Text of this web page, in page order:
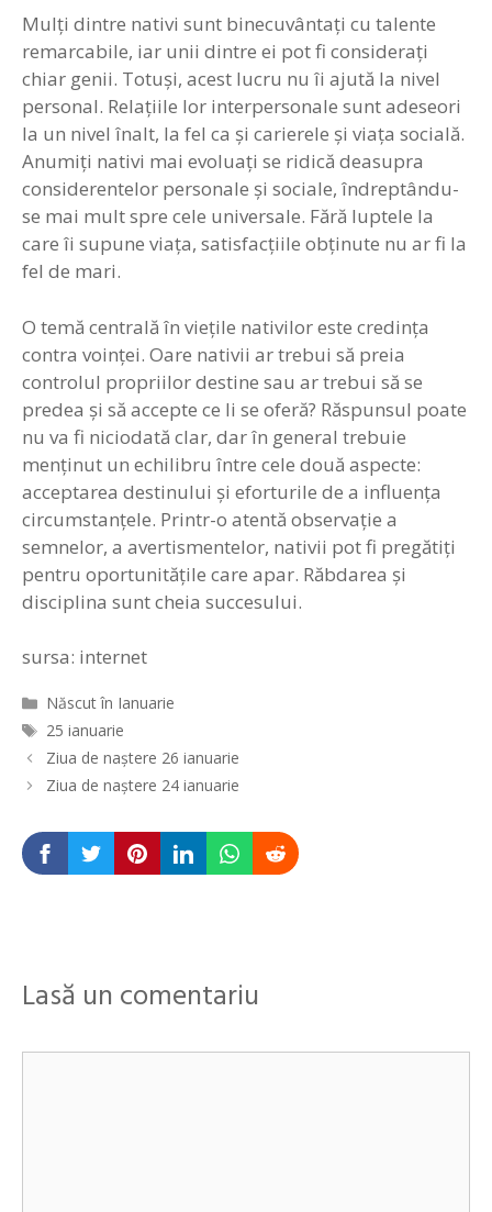
Mulţi dintre nativi sunt binecuvântaţi cu talente
remarcabile, iar unii dintre ei pot fi consideraţi
chiar genii. Totuşi, acest lucru nu îi ajută la nivel
personal. Relaţiile lor interpersonale sunt adeseori
la un nivel înalt, la fel ca şi carierele şi viaţa socială.
Anumiţi nativi mai evoluaţi se ridică deasupra
considerentelor personale şi sociale, îndreptându-
se mai mult spre cele universale. Fără luptele la
care îi supune viaţa, satisfacţiile obţinute nu ar fi la
fel de mari.
O temă centrală în vieţile nativilor este credinţa
contra voinţei. Oare nativii ar trebui să preia
controlul propriilor destine sau ar trebui să se
predea şi să accepte ce li se oferă? Răspunsul poate
nu va fi niciodată clar, dar în general trebuie
menţinut un echilibru între cele două aspecte:
acceptarea destinului şi eforturile de a influenţa
circumstanţele. Printr-o atentă observaţie a
semnelor, a avertismentelor, nativii pot fi pregătiţi
pentru oportunităţile care apar. Răbdarea şi
disciplina sunt cheia succesului.
sursa: internet
Categorii
Născut în Ianuarie
Etichete
25 ianuarie
Navigare
în
Ziua de naştere 26 ianuarie
Ziua de naştere 24 ianuarie
Lasă un comentariu